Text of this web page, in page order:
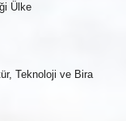
Ülke
Teknoloji ve Bira